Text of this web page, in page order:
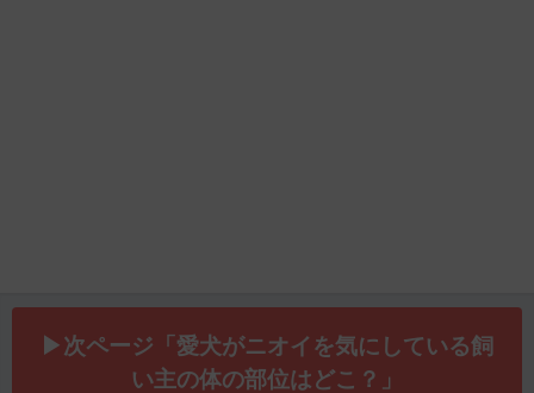
▶次ページ「愛犬がニオイを気にしている飼
い主の体の部位はどこ？」